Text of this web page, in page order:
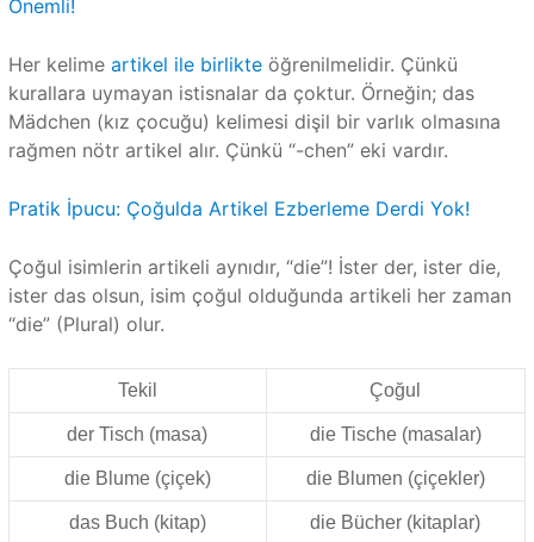
Önemli!
Her kelime artikel ile birlikteöğrenilmelidir. Çünkü
kurallara uymayan istisnalar da çoktur. Örneğin; das
Mädchen (kız çocuğu) kelimesi dişil bir varlık olmasına
rağmen nötr artikel alır. Çünkü “-chen” eki vardır.
Pratik İpucu: Çoğulda Artikel Ezberleme Derdi Yok!
Çoğul isimlerin artikeli aynıdır, “die”! İster der, ister die,
ister das olsun, isim çoğul olduğunda artikeli her zaman
“die” (Plural) olur.
Tekil Çoğul
der Tisch (masa) die Tische (masalar)
die Blume (çiçek) die Blumen (çiçekler)
das Buch (kitap) die Bücher (kitaplar)